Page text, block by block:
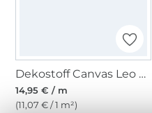
Dekostoff Canvas Leo Love, graugrün
14,95 € / m
(11,07 € / 1 m²)